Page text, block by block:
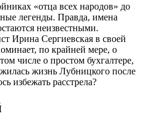
«отца всех народов» до
легенды. Правда, имена
неизвестными.
Ирина Сергиевская в своей
по крайней мере, о
числе о простом бухгалтере,
жизнь Лубницкого после
избежать расстрела?